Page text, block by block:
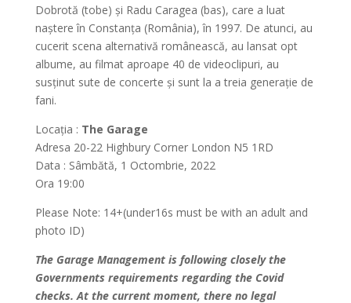
Dobrotă (tobe) și Radu Caragea (bas), care a luat
naștere în Constanța (România), în 1997. De atunci, au
cucerit scena alternativă românească, au lansat opt
albume, au filmat aproape 40 de videoclipuri, au
susținut sute de concerte și sunt la a treia generație de
fani.
Locația : The Garage
Adresa 20-22 Highbury Corner London N5 1RD
Data : Sâmbătă, 1 Octombrie, 2022
Ora 19:00
Please Note: 14+(under16s must be with an adult and
photo ID)
The Garage Management is following closely the
Governments requirements regarding the Covid
checks. At the current moment, there no legal